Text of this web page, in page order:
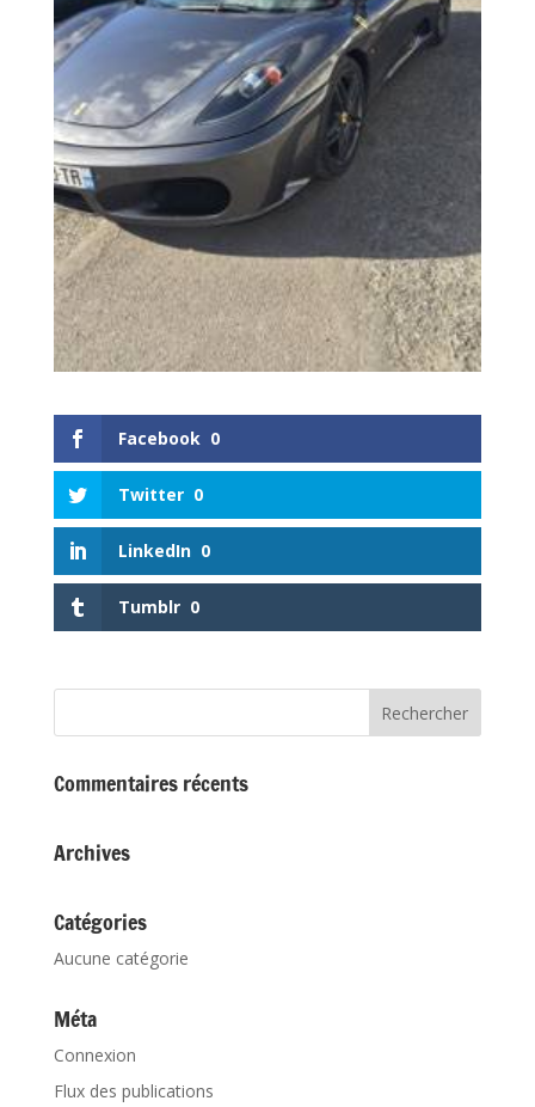
Facebook 0
Twitter 0
LinkedIn 0
Tumblr 0
Commentaires récents
Archives
Catégories
Aucune catégorie
Méta
Connexion
Flux des publications